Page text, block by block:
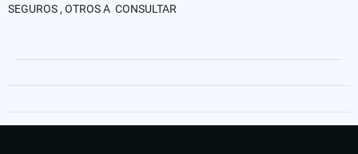
SEGUROS , OTROS A CONSULTAR